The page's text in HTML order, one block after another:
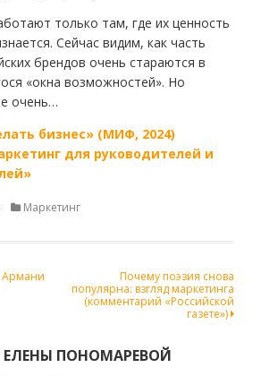
только там, где их ценность
Сейчас видим, как часть
брендов очень стараются в
«окна возможностей». Но
очень…
бизнес» (МИФ, 2024)
для руководителей и
Маркетинг
Армани
Почему поэзия снова
популярна: взгляд маркетинга
(комментарий «Российской
газете»)
ПОНОМАРЕВОЙ